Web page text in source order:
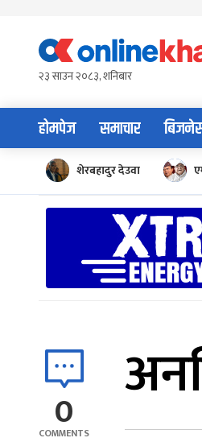
content२३ साउन २०८३, शनिबार
होमपेज समाचार
शेरबहादुर देउवा
0
COMMENTS